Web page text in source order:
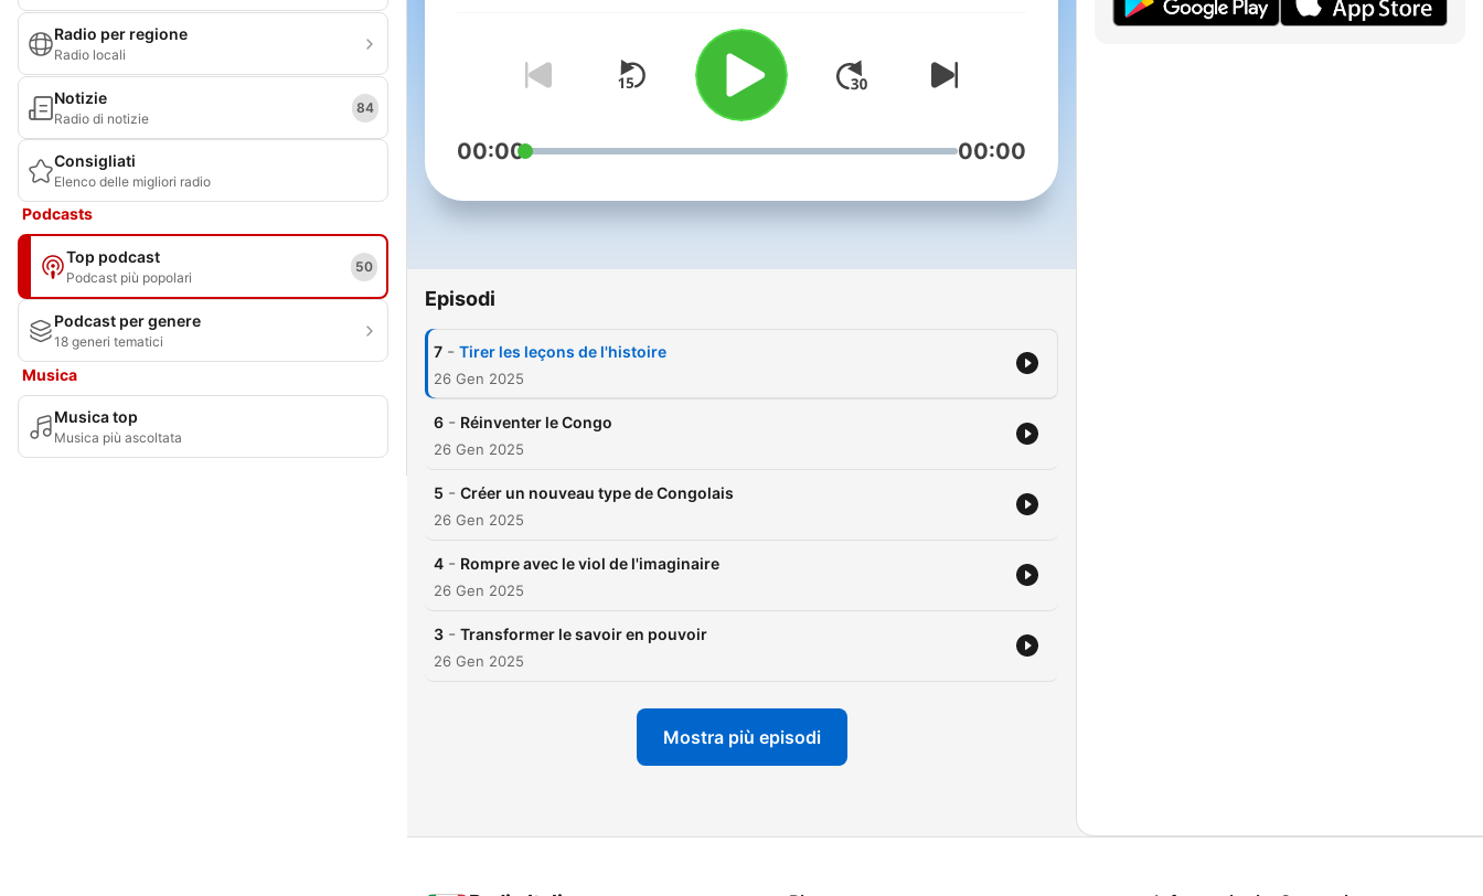
Radio per regione
Radio locali
Notizie
Radio di notizie
84
Consigliati
Elenco delle migliori radio
Podcasts
Top podcast
Podcast più popolari
50
Podcast per genere
18 generi tematici
Musica
Musica top
Musica più ascoltata
00:00 00:00
Episodi
7 - Tirer les leçons de l'histoire
26 Gen 2025
6 - Réinventer le Congo
26 Gen 2025
5 - Créer un nouveau type de Congolais
26 Gen 2025
4 - Rompre avec le viol de l'imaginaire
26 Gen 2025
3 - Transformer le savoir en pouvoir
26 Gen 2025
Mostra più episodi